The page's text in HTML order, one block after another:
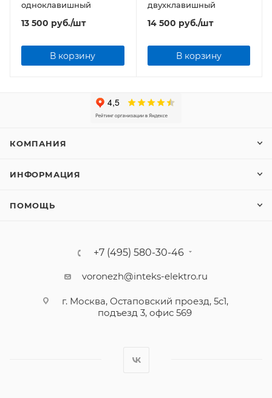
одноклавишный
13 500 руб./шт
В корзину
двухклавишный
14 500 руб./шт
В корзину
КОМПАНИЯ
ИНФОРМАЦИЯ
ПОМОЩЬ
+7 (495) 580-30-46
voronezh@inteks-elektro.ru
г. Москва, Остаповский проезд, 5с1,
подъезд 3, офис 569